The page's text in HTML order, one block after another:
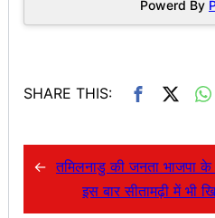
Powerd By
SHARE THIS:
← तमिलनाडु की जनता भाजपा के
इस बार सीतामढ़ी में भी